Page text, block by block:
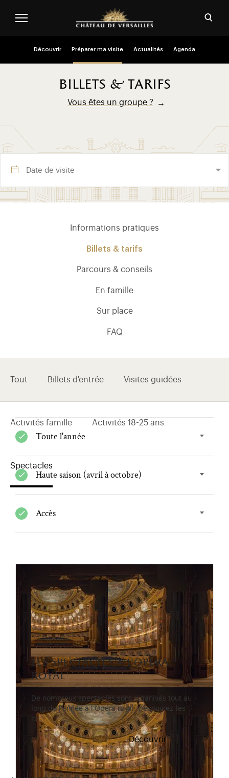
Découvrir Préparer ma visite Actualités Agenda
billets & tarifs
Vous êtes un groupe ?
Visite section (FR)
Informations pratiques
Billets & tarifs
Parcours & conseils
En famille
Sur place
FAQ
Tout Billets d'entrée Visites guidées
Activités famille Activités 18-25 ans
Spectacles
Toute l'année
Haute saison (avril à octobre)
Accès
les spectacles à l'opéra
royal
De nombreux spectacles sont organisés tout au
long de l'année à l'Opéra royal. Découvrez-les
ici.
Découvrir